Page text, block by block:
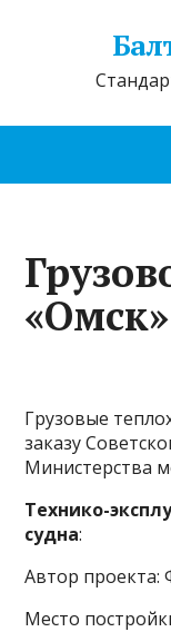
«Омск»
Грузовые
заказу
Министерства
Технико-
судна:
Автор проекта:
Место